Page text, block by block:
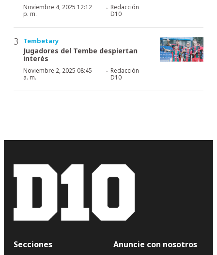
Noviembre 4, 2025 12:12
p. m.
·Redacción
D10
Tembetary
Jugadores del Tembe despiertan
interés
Noviembre 2, 2025 08:45
a. m.
· Redacción
D10
Secciones
Anuncie con nosotros